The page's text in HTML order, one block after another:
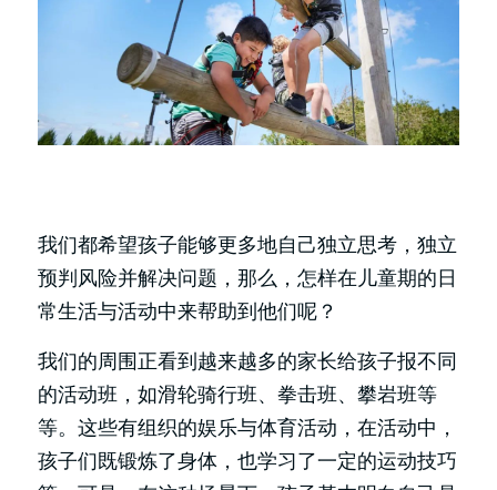
我们都希望孩子能够更多地自己独立思考，独立
预判风险并解决问题，那么，怎样在儿童期的日
常生活与活动中来帮助到他们呢？
我们的周围正看到越来越多的家长给孩子报不同
的活动班，如滑轮骑行班、拳击班、攀岩班等
等。这些有组织的娱乐与体育活动，在活动中，
孩子们既锻炼了身体，也学习了一定的运动技巧